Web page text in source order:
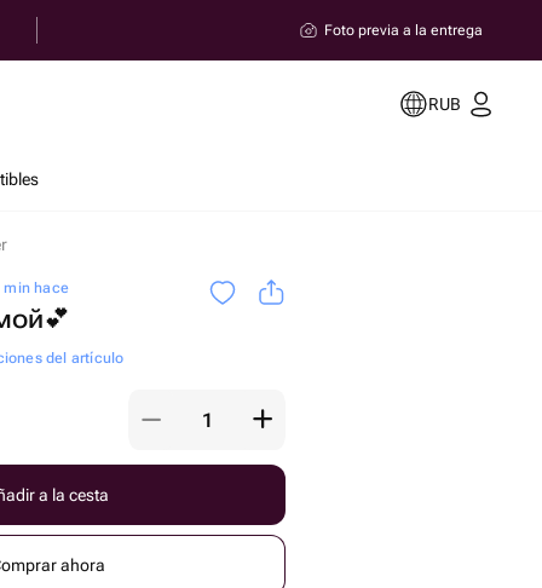
Foto previa a la entrega
RUB
min hace
del artículo
a la cesta
ahora